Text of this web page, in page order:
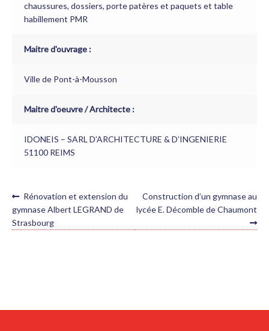
chaussures, dossiers, porte patères et paquets et table
habillement PMR
Maitre d'ouvrage :
Ville de Pont-à-Mousson
Maitre d'oeuvre / Architecte :
IDONEIS – SARL D’ARCHITECTURE & D’INGENIERIE
51100 REIMS
NAVIGATION
DE
L’ARTICLE
Article
précédent :
Rénovation et extension du
gymnase Albert LEGRAND de
Strasbourg
Article
suivant :
Construction d’un gymnase au
lycée E. Décomble de Chaumont